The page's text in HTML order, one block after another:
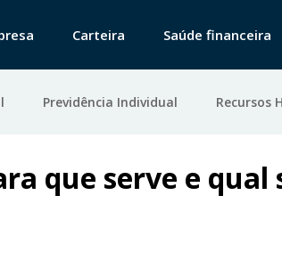
Carteira Saúde financeira
Previdência Individual Recursos
que serve e qual